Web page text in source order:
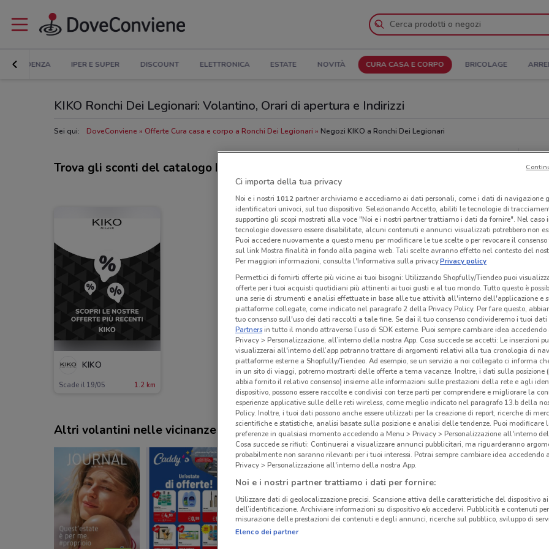
IN EVIDENZA IPER E SUPER DISCOUNT ELETTRONICA ESTATE NOVITÀ CURA CASA E CORPO BRICOLAGE
KIKO Ronchi Dei Legionari: Volantino, Orari di apertura e Indirizzi
Sei qui: DoveConviene Offerte Cura casa e corpo a Ronchi Dei Legionari Negozi KIKO a Ronchi Dei Legionari
Trova gli sconti del catalogo Kiko
KIKO
Scade il 19/05 1.2 km
Altri volantini nelle vicinanze
Kiko
fila
Ci importa della tua privacy
Noi e i nostri 1012partner archiviamo e accediamo ai dati personali, come i dati di navigazione
identificatori univoci, sul tuo dispositivo. Selezionando Accetto, abiliti le tecnologie di
supportino gli scopi mostrati alla voce "Noi e i nostri partner trattiamo i dati da fornire". Nel caso
tecnologie dovessero essere disabilitate, alcuni contenuti e annunci visualizzati potrebbero non
Puoi accedere nuovamente a questo menu per modificare le tue scelte o per revocare il
sul link Mostra finalità in fondo alla pagina web. Tali scelte avranno effetto nel contesto del
Per maggiori informazioni, consulta l'Informativa sulla privacy.Privacy policy
Permettici di fornirti offerte più vicine ai tuoi bisogni: Utilizzando Shopfully/Tiendeo puoi
offerte per i tuoi acquisti quotidiani più attinenti ai tuoi gusti e al tuo mondo. Tutto questo è
una serie di strumenti e analisi effettuate in base alle tue attività all'interno dell'applicazione e
piattaforme collegate, come indicato nel paragrafo 2 della Privacy Policy. Per fare questo,
tuo consenso sull'uso dei dati raccolti a tale fine. Se dai il tuo consenso condivideremo i tuoi dati
Partnersin tutto il mondo attraverso l’uso di SDK esterne. Puoi sempre cambiare idea accedendo
Privacy > Personalizzazione, all’interno della nostra App. Cosa succede se accetti: Le inserzioni
visualizzerai all'interno dell’app potranno trattare di argomenti relativi alla tua cronologia di
piattaforme esterne a Shopfully/Tiendeo. Ad esempio, se un servizio a noi collegato ci informa
in un sito di viaggi, potremo mostrarti delle offerte a tema vacanze. Inoltre, i dati sulla posizione
abbia fornito il relativo consenso) insieme alle informazioni sulle prestazioni della rete e agli
dispositivo, possono essere raccolte e condivisi con terze parti per comprendere e migliorare la
esperienze applicative sulle delle reti wireless, come meglio indicato nel paragrafo 13.b della
Policy. Inoltre, i tuoi dati possono anche essere utilizzati per la creazione di report, ricerche di
scientifiche e statistiche, analisi basate sulla posizione e analisi delle tendenze. Puoi modificare
preferenze in qualsiasi momento accedendo a Menu > Privacy > Personalizzazione all'interno
Cosa succede se rifiuti: Continuerai a visualizzare annunci pubblicitari, ma riguarderanno
probabilmente non saranno rilevanti per i tuoi interessi. Potrai sempre cambiare idea accedendo
Privacy > Personalizzazione all'interno della nostra App.
Noi e i nostri partner trattiamo i dati per fornire:
Utilizzare dati di geolocalizzazione precisi. Scansione attiva delle caratteristiche del dispositivo
dell’identificazione. Archiviare informazioni su dispositivo e/o accedervi. Pubblicità e contenuti
misurazione delle prestazioni dei contenuti e degli annunci, ricerche sul pubblico, sviluppo di
Elenco dei partner